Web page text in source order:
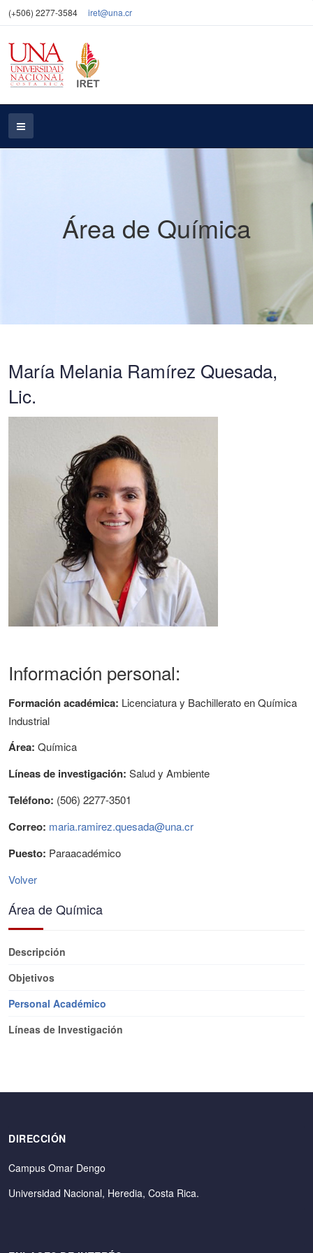
(+506) 2277-3584 iret@una.cr
Área de Química
María Melania Ramírez Quesada,
Lic.
Información personal:
Formación académica: Licenciatura y Bachillerato en Química
Industrial
Área: Química
Líneas de investigación: Salud y Ambiente
Teléfono: (506) 2277-3501
Correo: maria.ramirez.quesada@una.cr
Puesto: Paraacadémico
Volver
Área de Química
Descripción
Objetivos
Personal Académico
Líneas de Investigación
DIRECCIÓN
Campus Omar Dengo
Universidad Nacional, Heredia, Costa Rica.